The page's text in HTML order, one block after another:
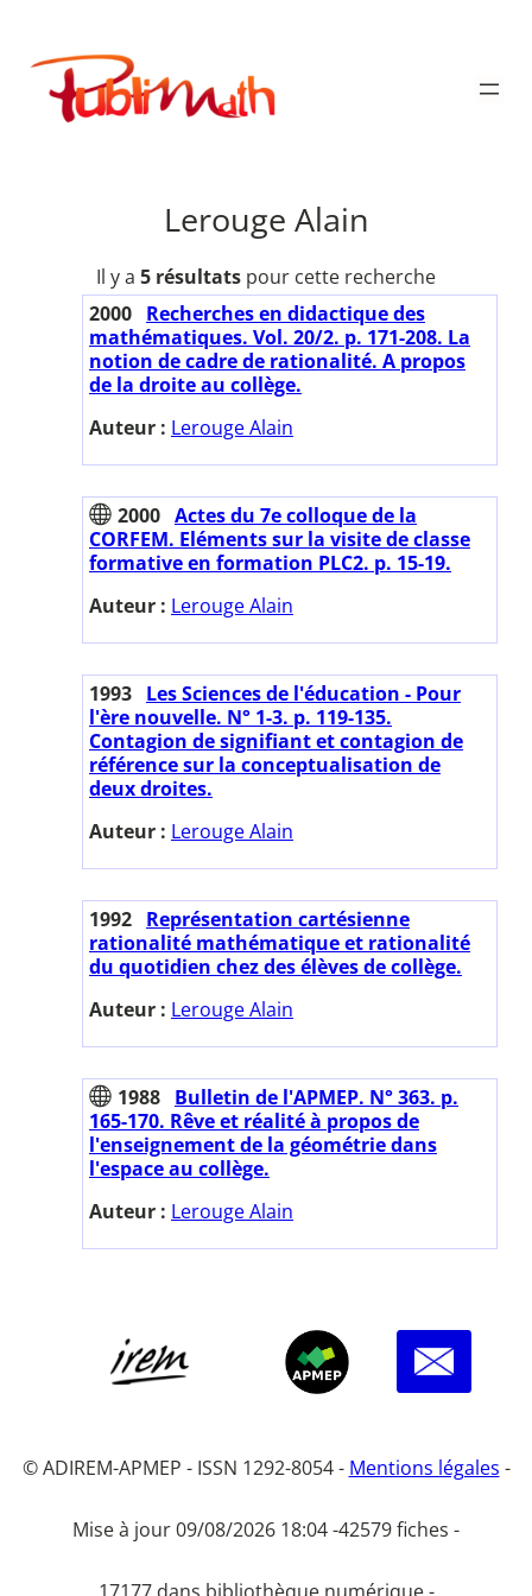
contenu
Publimath
Lerouge Alain
Il y a 5 résultats pour cette recherche
2000 Recherches en didactique des
mathématiques. Vol. 20/2. p. 171-208. La
notion de cadre de rationalité. A propos
de la droite au collège.
Auteur : Lerouge Alain
2000 Actes du 7e colloque de la
CORFEM. Eléments sur la visite de classe
formative en formation PLC2. p. 15-19.
Auteur : Lerouge Alain
1993 Les Sciences de l'éducation - Pour
l'ère nouvelle. N° 1-3. p. 119-135.
Contagion de signifiant et contagion de
référence sur la conceptualisation de
deux droites.
Auteur : Lerouge Alain
1992 Représentation cartésienne
rationalité mathématique et rationalité
du quotidien chez des élèves de collège.
Auteur : Lerouge Alain
1988 Bulletin de l'APMEP. N° 363. p.
165-170. Rêve et réalité à propos de
l'enseignement de la géométrie dans
l'espace au collège.
Auteur : Lerouge Alain
© ADIREM-APMEP - ISSN 1292-8054 - Mentions légales -
Mise à jour 09/08/2026 18:04 -42579 fiches -
17177 dans bibliothèque numérique -